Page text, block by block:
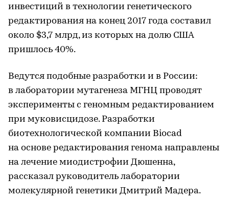
инвестиций в технологии генетического
редактирования на конец 2017 года составил
около $3,7 млрд, из которых на долю США
пришлось 40%.
Ведутся подобные разработки и в России:
в лаборатории мутагенеза МГНЦ проводят
эксперименты с геномным редактированием
при муковисцидозе. Разработки
биотехнологической компании Biocad
на основе редактирования генома направлены
на лечение миодистрофии Дюшенна,
рассказал руководитель лаборатории
молекулярной генетики Дмитрий Мадера.